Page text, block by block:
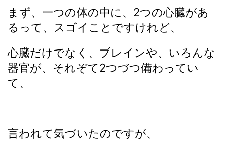
まず、一つの体の中に、2つの心臓があ
るって、スゴイことですけれど、
心臓だけでなく、ブレインや、いろんな
器官が、それぞて2つづつ備わってい
て、
言われて気づいたのですが、